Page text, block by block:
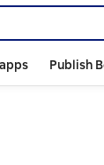
Publish